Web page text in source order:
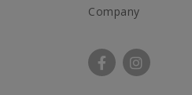
Company